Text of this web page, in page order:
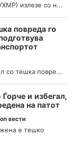
излезе со н...
повреда го
со тешка повре...
и избегал,
на патот
вести
е тешко